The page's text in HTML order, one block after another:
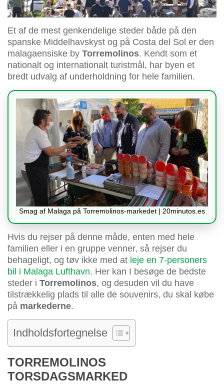
Et af de mest genkendelige steder både på den
spanske Middelhavskyst og på Costa del Sol er den
malagaensiske by Torremolinos. Kendt som et
nationalt og internationalt turistmål, har byen et
bredt udvalg af underholdning for hele familien.
Smag af Malaga på Torremolinos-markedet | 20minutos.es
Hvis du rejser på denne måde, enten med hele
familien eller i en gruppe venner, så rejser du
behageligt, og tøv ikke med at leje en 7-personers
bil i Malaga Lufthavn. Her kan I besøge de bedste
steder i Torremolinos, og desuden vil du have
tilstrækkelig plads til alle de souvenirs, du skal købe
på markederne.
Indholdsfortegnelse
TORREMOLINOS
TORSDAGSMARKED